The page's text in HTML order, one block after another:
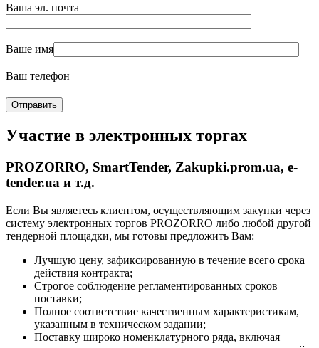
Ваша эл. почта
Ваше имя
Ваш телефон
Участие в электронных торгах
PROZORRO, SmartTender, Zakupki.prom.ua, e-
tender.ua и т.д.
Если Вы являетесь клиентом, осуществляющим закупки через
систему электронных торгов PROZORRO либо любой другой
тендерной площадки, мы готовы предложить Вам:
Лучшую цену, зафиксированную в течение всего срока
действия контракта;
Строгое соблюдение регламентированных сроков
поставки;
Полное соответствие качественным характеристикам,
указанным в техническом задании;
Поставку широко номенклатурного ряда, включая